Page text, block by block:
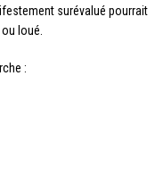
surévalué pourrait
loué.
: